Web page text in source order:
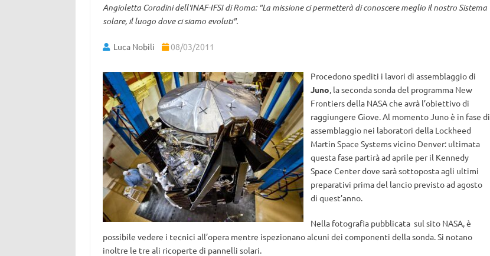
Angioletta Coradini dell'INAF-IFSI di Roma: "La missione ci permetterà di conoscere meglio il nostro Sistema
solare, il luogo dove ci siamo evoluti".
Luca Nobili 08/03/2011
Procedono spediti i lavori di assemblaggio di
Juno, la seconda sonda del programma New
Frontiers della NASA che avrà l’obiettivo di
raggiungere Giove. Al momento Juno è in fase di
assemblaggio nei laboratori della Lockheed
Martin Space Systems vicino Denver: ultimata
questa fase partirà ad aprile per il Kennedy
Space Center dove sarà sottoposta agli ultimi
preparativi prima del lancio previsto ad agosto
di quest’anno.
Nella fotografia pubblicata sul sito NASA, è
possibile vedere i tecnici all’opera mentre ispezionano alcuni dei componenti della sonda. Si notano
inoltre le tre ali ricoperte di pannelli solari.